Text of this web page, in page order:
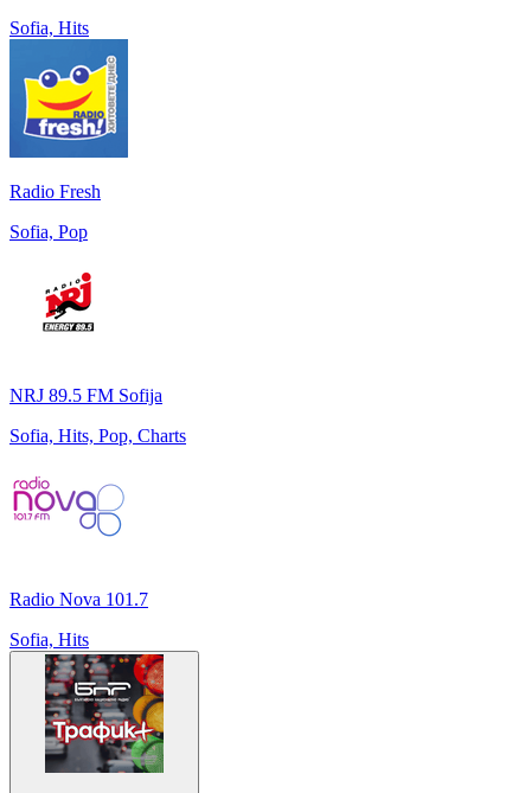
Sofia, Hits
Radio Fresh
Sofia, Pop
NRJ 89.5 FM Sofija
Sofia, Hits, Pop, Charts
Radio Nova 101.7
Sofia, Hits